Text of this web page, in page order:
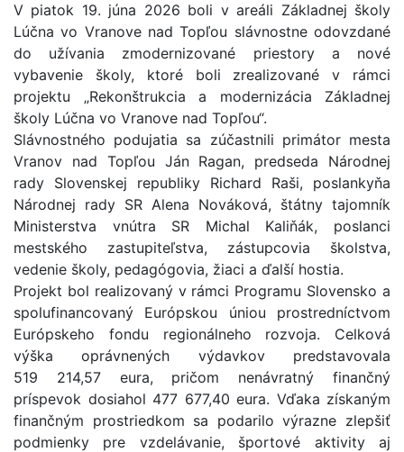
V piatok 19. júna 2026 boli v areáli Základnej školy
Lúčna vo Vranove nad Topľou slávnostne odovzdané
do užívania zmodernizované priestory a nové
vybavenie školy, ktoré boli zrealizované v rámci
projektu „Rekonštrukcia a modernizácia Základnej
školy Lúčna vo Vranove nad Topľou“.
Slávnostného podujatia sa zúčastnili primátor mesta
Vranov nad Topľou Ján Ragan, predseda Národnej
rady Slovenskej republiky Richard Raši, poslankyňa
Národnej rady SR Alena Nováková, štátny tajomník
Ministerstva vnútra SR Michal Kaliňák, poslanci
mestského zastupiteľstva, zástupcovia školstva,
vedenie školy, pedagógovia, žiaci a ďalší hostia.
Projekt bol realizovaný v rámci Programu Slovensko a
spolufinancovaný Európskou úniou prostredníctvom
Európskeho fondu regionálneho rozvoja. Celková
výška oprávnených výdavkov predstavovala
519 214,57 eura, pričom nenávratný finančný
príspevok dosiahol 477 677,40 eura. Vďaka získaným
finančným prostriedkom sa podarilo výrazne zlepšiť
podmienky pre vzdelávanie, športové aktivity aj